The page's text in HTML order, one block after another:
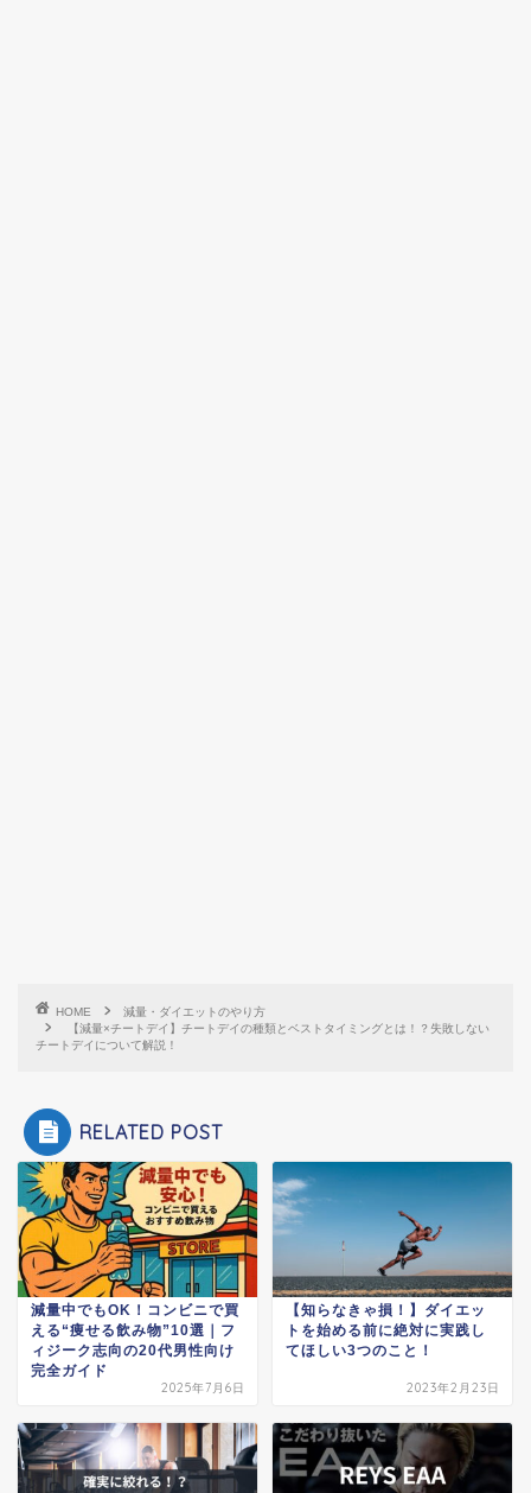
HOME
減量・ダイエットのやり方
【減量×チートデイ】チートデイの種類とベストタイミングとは！？失敗しない
チートデイについて解説！
RELATED POST
減量中でもOK！コンビニで買
える“痩せる飲み物”10選｜フ
ィジーク志向の20代男性向け
完全ガイド
2025年7月6日
【知らなきゃ損！】ダイエッ
トを始める前に絶対に実践し
てほしい3つのこと！
2023年2月23日